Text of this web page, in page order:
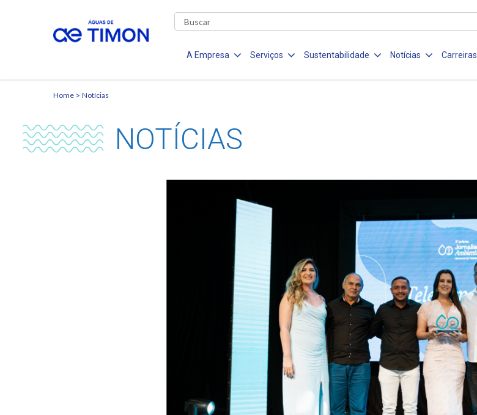
A Empresa Serviços Sustentabilidade Notícias Carreiras
Home Notícias
NOTÍCIAS